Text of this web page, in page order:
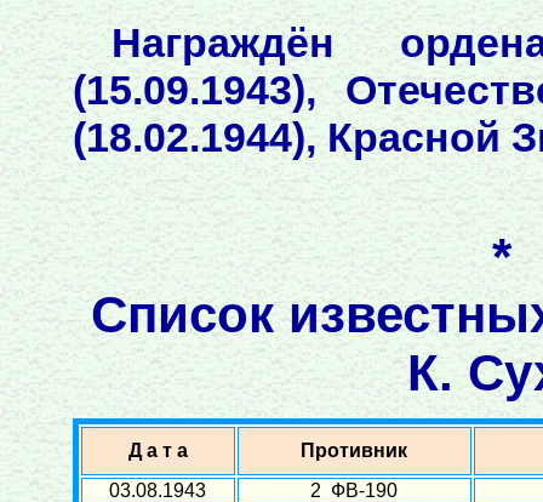
Награждён
(15.09.1943),
(18.02.1944), Красной
Список
К.
Д а т а
Противник
03.08.1943
2 ФВ-190